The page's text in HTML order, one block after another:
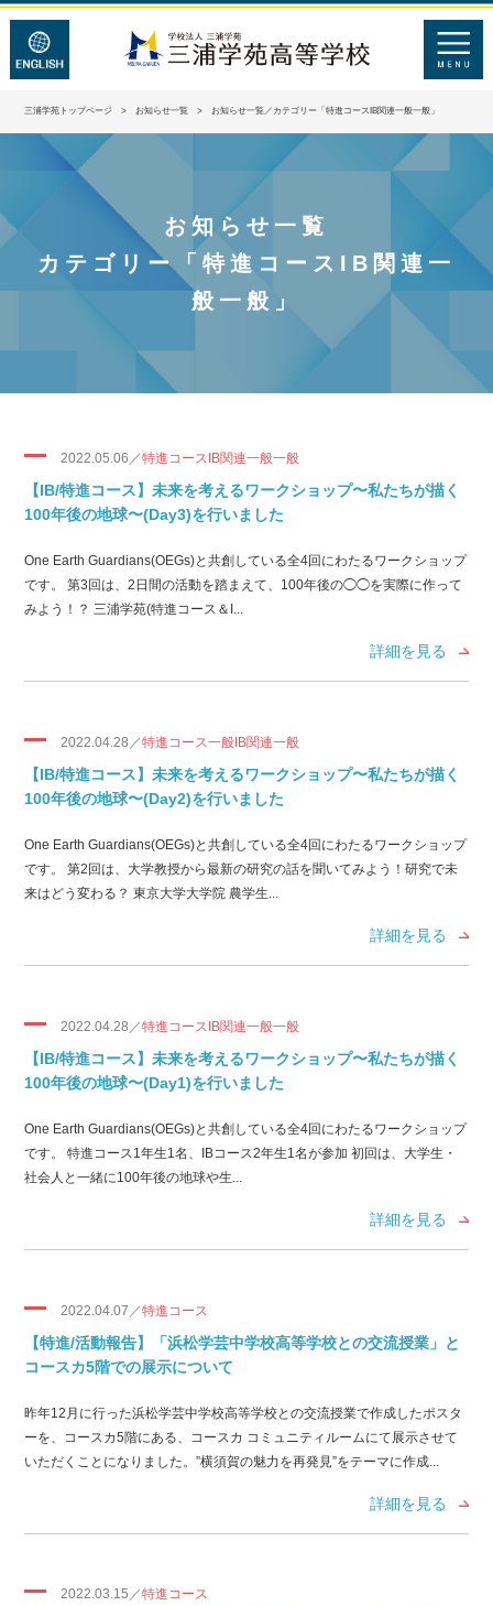
三浦学苑トップページ >お知らせ一覧 > お知らせ一覧／カテゴリー「特進コースIB関連一般一般」
お知らせ一覧
カテゴリー「特進コースIB関連一
般一般」
2022.05.06／特進コースIB関連一般一般
【IB/特進コース】未来を考えるワークショップ〜私たちが描く
100年後の地球〜(Day3)を行いました
One Earth Guardians(OEGs)と共創している全4回にわたるワークショップ
です。 第3回は、2日間の活動を踏まえて、100年後の◯◯を実際に作って
みよう！？ 三浦学苑(特進コース＆I...
詳細を見る
2022.04.28／特進コース一般IB関連一般
【IB/特進コース】未来を考えるワークショップ〜私たちが描く
100年後の地球〜(Day2)を行いました
One Earth Guardians(OEGs)と共創している全4回にわたるワークショップ
です。 第2回は、大学教授から最新の研究の話を聞いてみよう！研究で未
来はどう変わる？ 東京大学大学院 農学生...
詳細を見る
2022.04.28／特進コースIB関連一般一般
【IB/特進コース】未来を考えるワークショップ〜私たちが描く
100年後の地球〜(Day1)を行いました
One Earth Guardians(OEGs)と共創している全4回にわたるワークショップ
です。 特進コース1年生1名、IBコース2年生1名が参加 初回は、大学生・
社会人と一緒に100年後の地球や生...
詳細を見る
2022.04.07／特進コース
【特進/活動報告】「浜松学芸中学校高等学校との交流授業」と
コースカ5階での展示について
昨年12月に行った浜松学芸中学校高等学校との交流授業で作成したポスタ
ーを、コースカ5階にある、コースカ コミュニティルームにて展示させて
いただくことになりました。”横須賀の魅力を再発見”をテーマに作成...
詳細を見る
2022.03.15／特進コース